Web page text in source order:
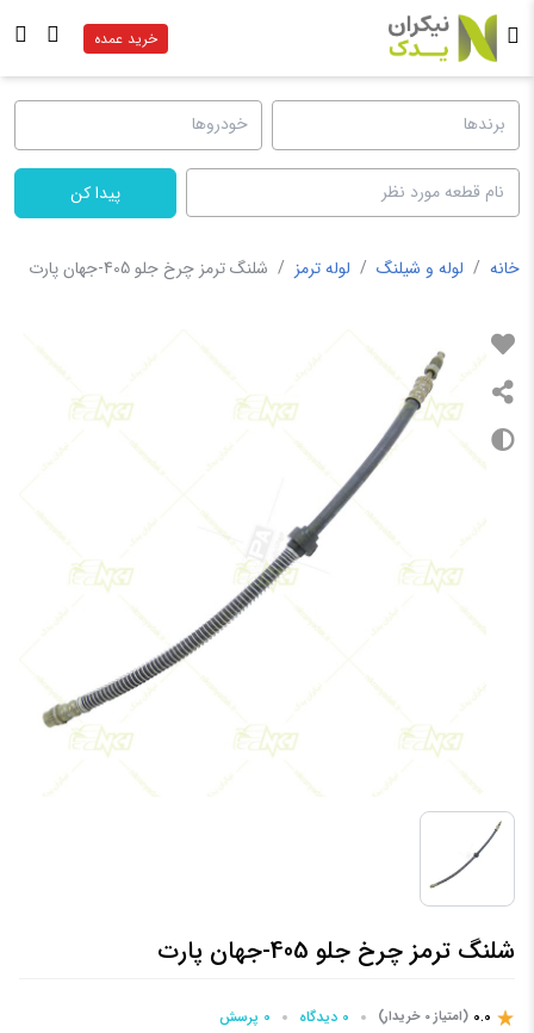
خرید عمده
پیدا کن
خانه / لوله و شیلنگ / لوله ترمز / شلنگ ترمز چرخ جلو 405-جهان پارت
شلنگ ترمز چرخ جلو 405-جهان پارت
0.0 (امتیاز 0 خریدار) 0 دیدگاه 0 پرسش‌